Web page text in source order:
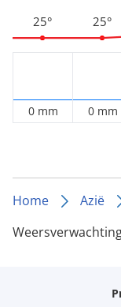
25°
0 mm
25°
0 mm
Home Azië